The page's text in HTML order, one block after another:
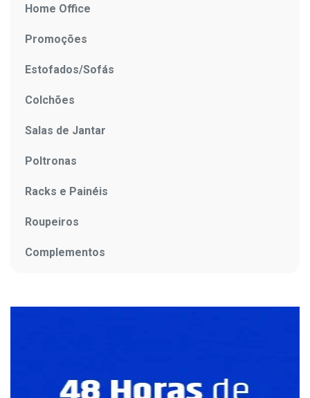
Home Office
Promoções
Estofados/Sofás
Colchões
Salas de Jantar
Poltronas
Racks e Painéis
Roupeiros
Complementos